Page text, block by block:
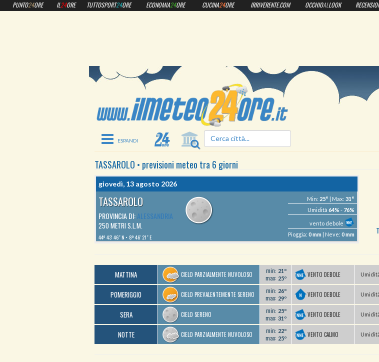
ilmeteo24ore.it
Toggle navigation
TASSAROLO • previsioni meteo tra 6 giorni
giovedì, 13 agosto 2026
TASSAROLO
PROVINCIA DI:ALESSANDRIA
250 METRI S.L.M.
44º 43′ 46″ N 8º 46′ 21″ E
Min: 25° | Max:31°
Umidità64%- 76%
vento debole
Pioggia:0 mm | Neve:0 mm
MATTINA CIELO PARZIALMENTE NUVOLOSO min: 21º
max: 25º VENTO DEBOLE U
POMERIGGIO CIELO PREVALENTEMENTE SERENO min: 26º
max: 29º VENTO DEBOLE U
SERA CIELO SERENO min: 25º
max: 31º VENTO DEBOLE U
NOTTE CIELO PARZIALMENTE NUVOLOSO min: 22º
max: 25º VENTO CALMO U
PUNTO24ORE IL24ORE TUTTOSPORT24ORE ECONOMIA24ORE CUCINA24ORE IRRIVERENTE.COM OCCHIOALLOOK